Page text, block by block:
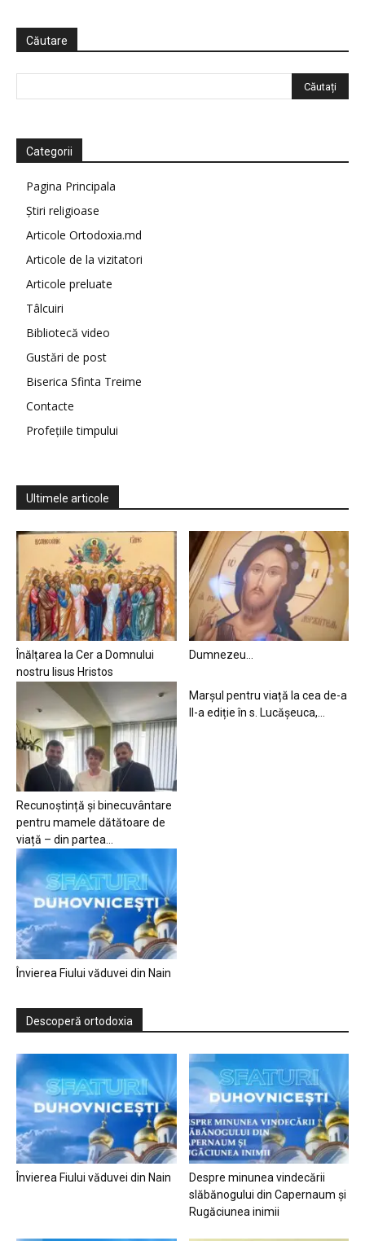
Căutare
Categorii
Pagina Principala
Știri religioase
Articole Ortodoxia.md
Articole de la vizitatori
Articole preluate
Tâlcuiri
Bibliotecă video
Gustări de post
Biserica Sfinta Treime
Contacte
Profețiile timpului
Ultimele articole
Înălțarea la Cer a Domnului
nostru Iisus Hristos
Dumnezeu…
Recunoștință și binecuvântare
pentru mamele dătătoare de
viață – din partea...
Marșul pentru viață la cea de-a
II-a ediție în s. Lucășeuca,...
Învierea Fiului văduvei din Nain
Descoperă ortodoxia
Învierea Fiului văduvei din Nain
Despre minunea vindecării
slăbănogului din Capernaum și
Rugăciunea inimii